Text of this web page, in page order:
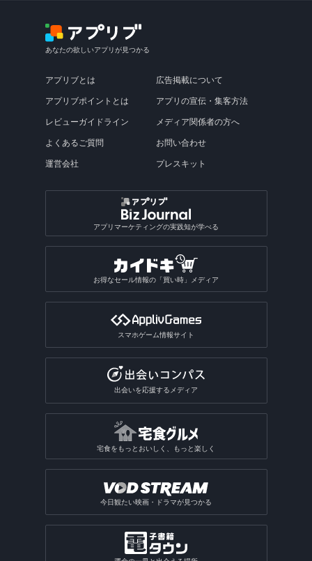
あなたの欲しいアプリが見つかる
アプリブとは
アプリブポイントとは
レビューガイドライン
よくあるご質問
運営会社
広告掲載について
アプリの宣伝・集客方法
メディア関係者の方へ
お問い合わせ
プレスキット
アプリマーケティングの実践知が学べる
お得なセール情報の「買い時」メディア
スマホゲーム情報サイト
出会いを応援するメディア
宅食をもっとおいしく、もっと楽しく
今日観たい映画・ドラマが見つかる